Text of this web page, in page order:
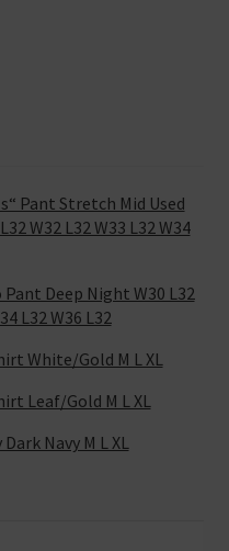
Pant Stretch Mid Used
W32 L32 W33 L32 W34
Deep Night W30 L32
L32 W36 L32
White/Gold M L XL
Leaf/Gold M L XL
Navy M L XL